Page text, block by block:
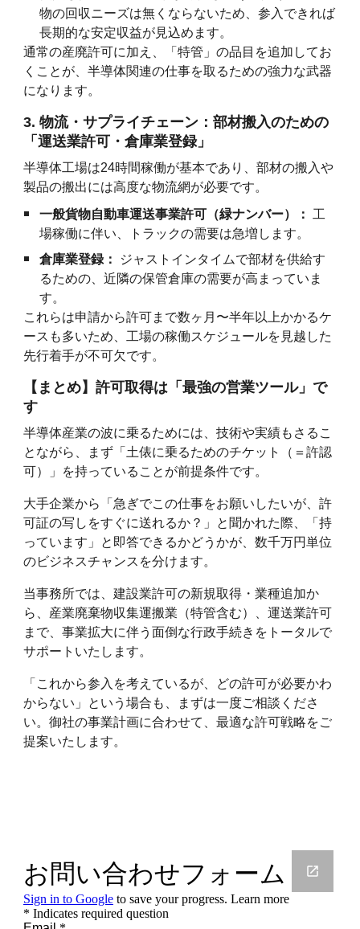
物の回収ニーズは無くならないため、参入できれば
長期的な安定収益が見込めます。
通常の産廃許可に加え、「特管」の品目を追加してお
くことが、半導体関連の仕事を取るための強力な武器
になります。
3. 物流・サプライチェーン：部材搬入のための
「運送業許可・倉庫業登録」
半導体工場は24時間稼働が基本であり、部材の搬入や
製品の搬出には高度な物流網が必要です。
一般貨物自動車運送事業許可（緑ナンバー）：
工
場稼働に伴い、トラックの需要は急増します。
倉庫業登録：
ジャストインタイムで部材を供給す
るための、近隣の保管倉庫の需要が高まっていま
す。
これらは申請から許可まで数ヶ月〜半年以上かかるケ
ースも多いため、工場の稼働スケジュールを見越した
先行着手が不可欠です。
【まとめ】許可取得は「最強の営業ツール」で
す
半導体産業の波に乗るためには、技術や実績もさるこ
とながら、まず「土俵に乗るためのチケット（＝許認
可）」を持っていることが前提条件です。
大手企業から「急ぎでこの仕事をお願いしたいが、許
可証の写しをすぐに送れるか？」と聞かれた際、「持
っています」と即答できるかどうかが、数千万円単位
のビジネスチャンスを分けます。
当事務所では、建設業許可の新規取得・業種追加か
ら、産業廃棄物収集運搬業（特管含む）、運送業許可
まで、事業拡大に伴う面倒な行政手続きをトータルで
サポートいたします。
「これから参入を考えているが、どの許可が必要かわ
からない」という場合も、まずは一度ご相談くださ
い。御社の事業計画に合わせて、最適な許可戦略をご
提案いたします。